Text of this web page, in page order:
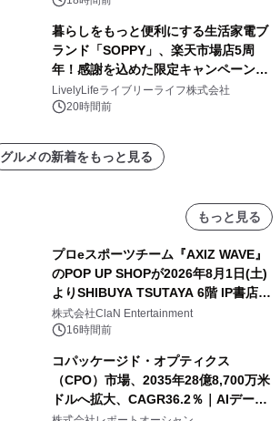
暮らしをもっと便利にする生活家電ブ
ランド「SOPPY」、楽天市場店5周
年！感謝を込めた限定キャンペーンを
8月10日より開催
LivelyLifeライブリーライフ株式会社
20時間前
グルメの新着をもっと見る
もっと見る
プロeスポーツチーム『AXIZ WAVE』
のPOP UP SHOPが2026年8月1日(土)
よりSHIBUYA TSUTAYA 6階 IP書店で
開催決定！！
株式会社ClaN Entertainment
16時間前
コパッケージド・オプティクス
（CPO）市場、2035年28億8,700万米
ドルへ拡大、CAGR36.2％｜AIデータ